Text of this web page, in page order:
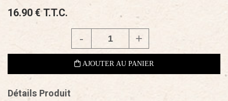
16.90€T.T.C.
Détails Produit